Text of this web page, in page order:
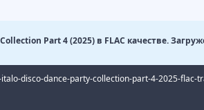
Part 4 (2025) в FLAC качестве.
disco-dance-party-collection-part-4-2025-flac-